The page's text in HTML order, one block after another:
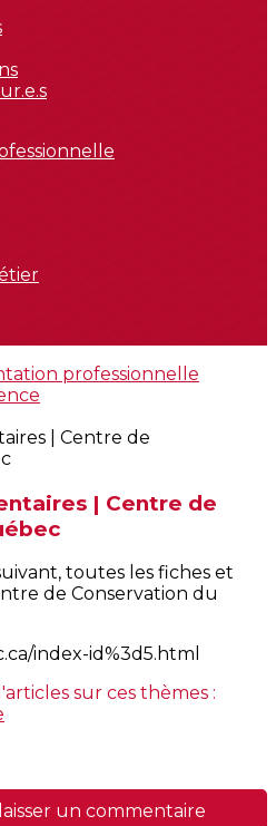
professionnelle
| Centre de
toutes les fiches et
de Conservation du
index-id%3d5.html
sur ces thèmes :
un commentaire